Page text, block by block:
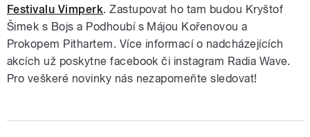
Festivalu Vimperk. Zastupovat ho tam budou Kryštof
Šimek s Bojs a Podhoubí s Májou Kořenovou a
Prokopem Pithartem. Více informací o nadcházejících
akcích už poskytne facebook či instagram Radia Wave.
Pro veškeré novinky nás nezapomeňte sledovat!